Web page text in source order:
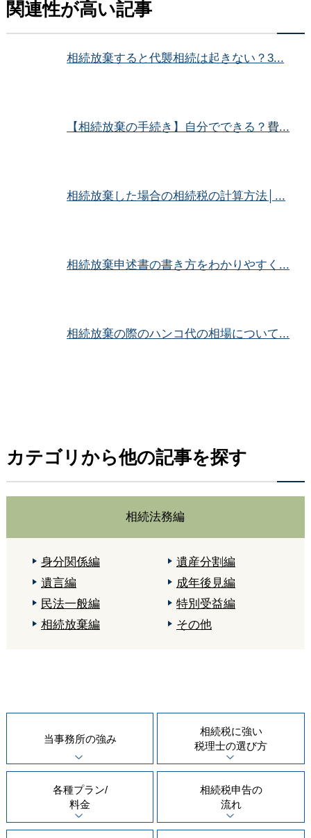
関連性が高い記事
相続放棄すると代襲相続は起きない？3...
【相続放棄の手続き】自分でできる？費...
相続放棄した場合の相続税の計算方法│...
相続放棄申述書の書き方をわかりやすく...
相続放棄の際のハンコ代の相場について...
カテゴリから他の記事を探す
相続法務編
身分関係編
遺産分割編
遺言編
成年後見編
民法一般編
特別受益編
相続放棄編
その他
当事務所の強み
相続税に強い
税理士の選び方
各種プラン/
料金
相続税申告の
流れ